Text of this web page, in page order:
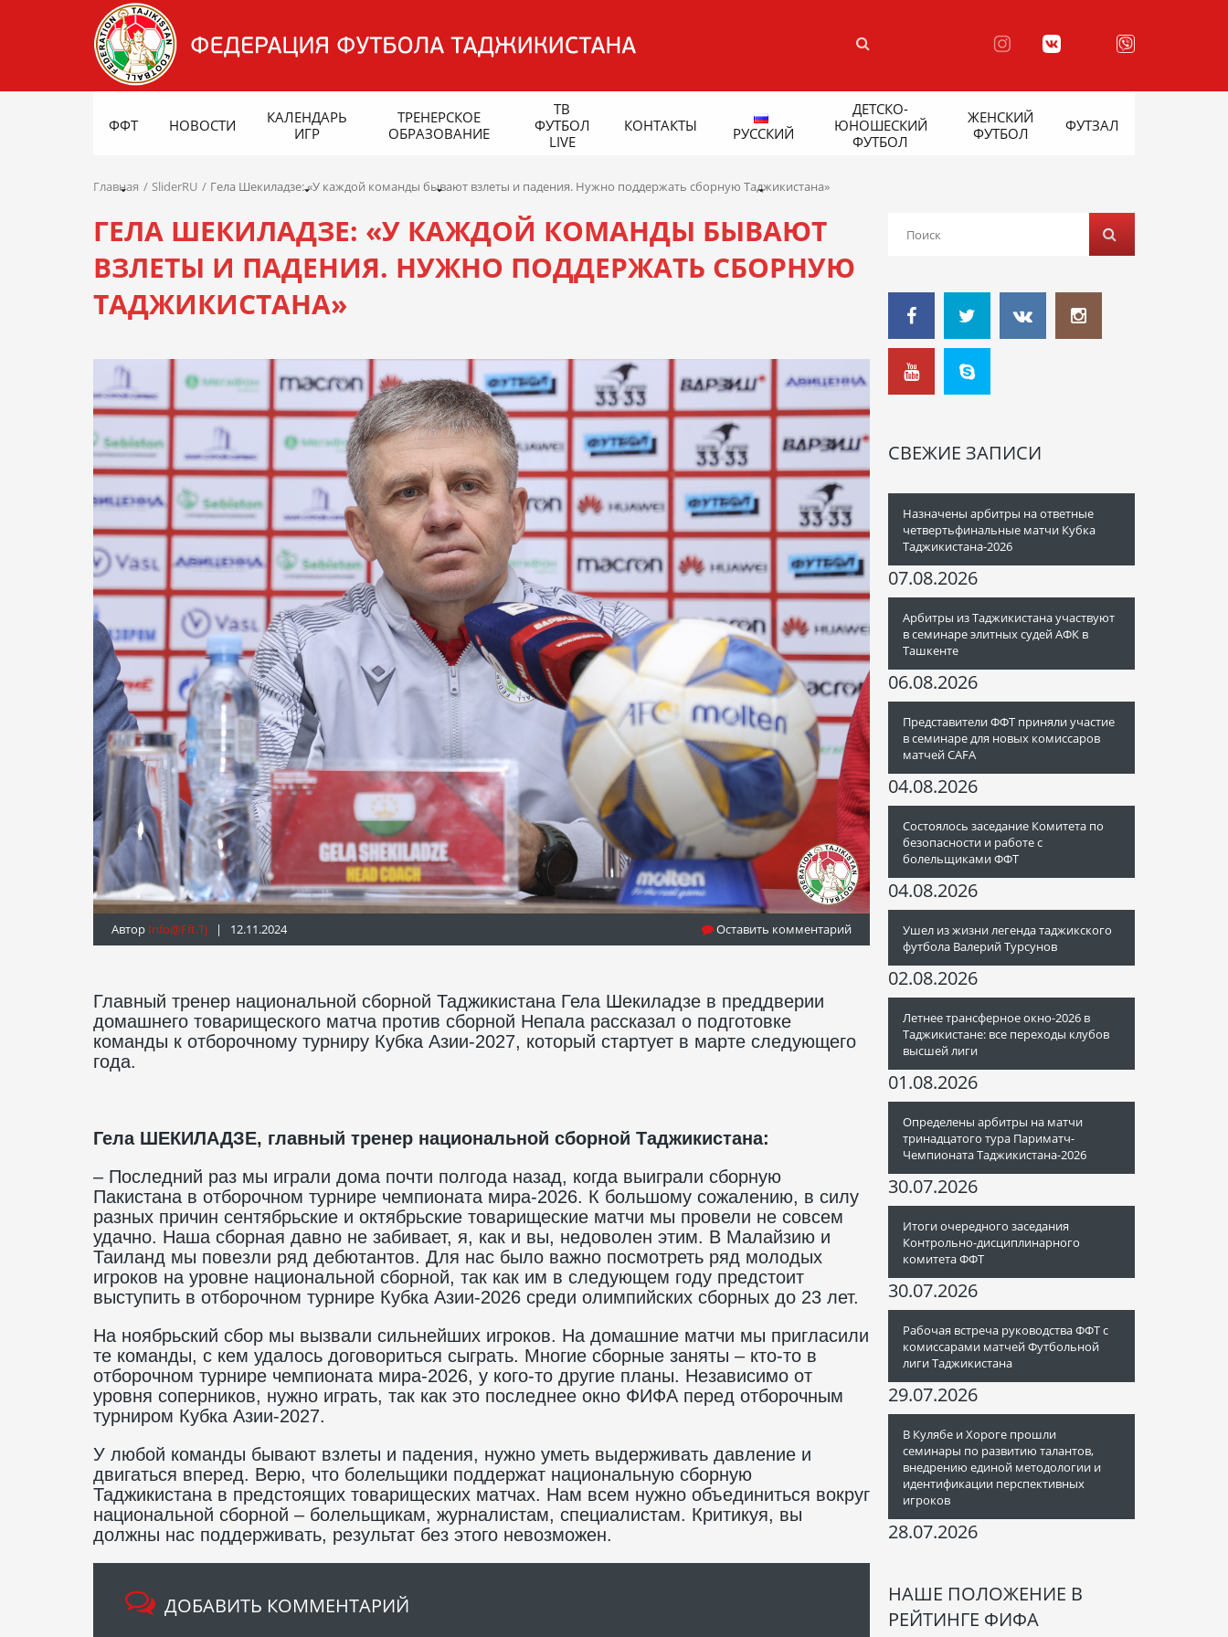
ФФТ НОВОСТИ
КАЛЕНДАРЬ
ИГР
ТРЕНЕРСКОЕ
ОБРАЗОВАНИЕ
ТВ
ФУТБОЛ
LIVE
КОНТАКТЫ РУССКИЙ
ДЕТСКО-
ЮНОШЕСКИЙ
ФУТБОЛ
ЖЕНСКИЙ
ФУТБОЛ
ФУТЗАЛ
Главная SliderRU Гела Шекиладзе: «У каждой команды бывают взлеты и падения. Нужно поддержать сборную Таджикистана»
ГЕЛА ШЕКИЛАДЗЕ: «У КАЖДОЙ КОМАНДЫ БЫВАЮТ
ВЗЛЕТЫ И ПАДЕНИЯ. НУЖНО ПОДДЕРЖАТЬ СБОРНУЮ
ТАДЖИКИСТАНА»
Автор Info@fft.tj | 12.11.2024 Оставить комментарий
Главный тренер национальной сборной Таджикистана Гела Шекиладзе в преддверии
домашнего товарищеского матча против сборной Непала рассказал о подготовке
команды к отборочному турниру Кубка Азии-2027, который стартует в марте следующего
года.
Гела ШЕКИЛАДЗЕ, главный тренер национальной сборной Таджикистана:
– Последний раз мы играли дома почти полгода назад, когда выиграли сборную
Пакистана в отборочном турнире чемпионата мира-2026. К большому сожалению, в силу
разных причин сентябрьские и октябрьские товарищеские матчи мы провели не совсем
удачно. Наша сборная давно не забивает, я, как и вы, недоволен этим. В Малайзию и
Таиланд мы повезли ряд дебютантов. Для нас было важно посмотреть ряд молодых
игроков на уровне национальной сборной, так как им в следующем году предстоит
выступить в отборочном турнире Кубка Азии-2026 среди олимпийских сборных до 23 лет.
На ноябрьский сбор мы вызвали сильнейших игроков. На домашние матчи мы пригласили
те команды, с кем удалось договориться сыграть. Многие сборные заняты – кто-то в
отборочном турнире чемпионата мира-2026, у кого-то другие планы. Независимо от
уровня соперников, нужно играть, так как это последнее окно ФИФА перед отборочным
турниром Кубка Азии-2027.
У любой команды бывают взлеты и падения, нужно уметь выдерживать давление и
двигаться вперед. Верю, что болельщики поддержат национальную сборную
Таджикистана в предстоящих товарищеских матчах. Нам всем нужно объединиться вокруг
национальной сборной – болельщикам, журналистам, специалистам. Критикуя, вы
должны нас поддерживать, результат без этого невозможен.
ДОБАВИТЬ КОММЕНТАРИЙ
СВЕЖИЕ ЗАПИСИ
Назначены арбитры на ответные
четвертьфинальные матчи Кубка
Таджикистана-2026
07.08.2026
Арбитры из Таджикистана участвуют
в семинаре элитных судей АФК в
Ташкенте
06.08.2026
Представители ФФТ приняли участие
в семинаре для новых комиссаров
матчей CAFA
04.08.2026
Состоялось заседание Комитета по
безопасности и работе с
болельщиками ФФТ
04.08.2026
Ушел из жизни легенда таджикского
футбола Валерий Турсунов
02.08.2026
Летнее трансферное окно-2026 в
Таджикистане: все переходы клубов
высшей лиги
01.08.2026
Определены арбитры на матчи
тринадцатого тура Париматч-
Чемпионата Таджикистана-2026
30.07.2026
Итоги очередного заседания
Контрольно-дисциплинарного
комитета ФФТ
30.07.2026
Рабочая встреча руководства ФФТ с
комиссарами матчей Футбольной
лиги Таджикистана
29.07.2026
В Кулябе и Хороге прошли
семинары по развитию талантов,
внедрению единой методологии и
идентификации перспективных
игроков
28.07.2026
НАШЕ ПОЛОЖЕНИЕ В
РЕЙТИНГЕ ФИФА